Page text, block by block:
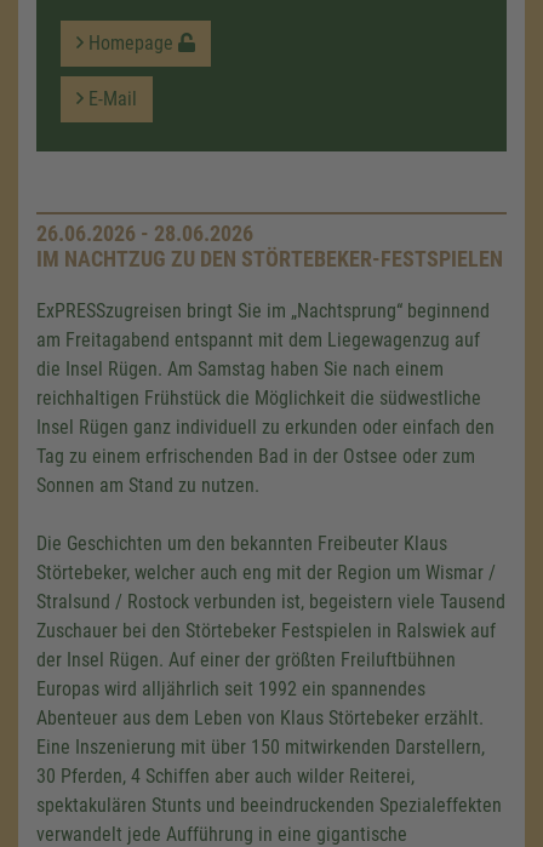
Homepage
E-Mail
26.06.2026 - 28.06.2026
IM NACHTZUG ZU DEN STÖRTEBEKER-FESTSPIELEN
ExPRESSzugreisen bringt Sie im „Nachtsprung“ beginnend
am Freitagabend entspannt mit dem Liegewagenzug auf
die Insel Rügen. Am Samstag haben Sie nach einem
reichhaltigen Frühstück die Möglichkeit die südwestliche
Insel Rügen ganz individuell zu erkunden oder einfach den
Tag zu einem erfrischenden Bad in der Ostsee oder zum
Sonnen am Stand zu nutzen.
Die Geschichten um den bekannten Freibeuter Klaus
Störtebeker, welcher auch eng mit der Region um Wismar /
Stralsund / Rostock verbunden ist, begeistern viele Tausend
Zuschauer bei den Störtebeker Festspielen in Ralswiek auf
der Insel Rügen. Auf einer der größten Freiluftbühnen
Europas wird alljährlich seit 1992 ein spannendes
Abenteuer aus dem Leben von Klaus Störtebeker erzählt.
Eine Inszenierung mit über 150 mitwirkenden Darstellern,
30 Pferden, 4 Schiffen aber auch wilder Reiterei,
spektakulären Stunts und beeindruckenden Spezialeffekten
verwandelt jede Aufführung in eine gigantische